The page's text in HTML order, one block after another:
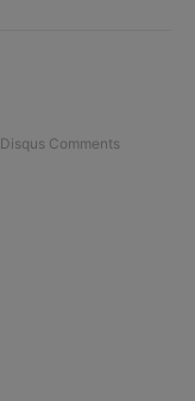
Disqus Comments